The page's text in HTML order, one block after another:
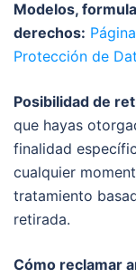
Modelos,
derechos:
Protección de
Posibilidad de
que hayas
finalidad
cualquier
tratamiento
retirada.
Cómo reclamar